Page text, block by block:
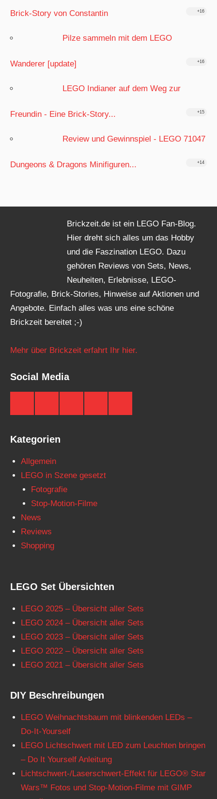
Brick-Story von Constantin +16
Pilze sammeln mit dem LEGO
Wanderer [update] +16
LEGO Indianer auf dem Weg zur
Freundin - Eine Brick-Story... +15
Review und Gewinnspiel - LEGO 71047
Dungeons & Dragons Minifiguren... +14
Brickzeit.de ist ein LEGO Fan-Blog.
Hier dreht sich alles um das Hobby
und die Faszination LEGO. Dazu
gehören Reviews von Sets, News,
Neuheiten, Erlebnisse, LEGO-
Fotografie, Brick-Stories, Hinweise auf Aktionen und
Angebote. Einfach alles was uns eine schöne
Brickzeit bereitet ;-)
Mehr über Brickzeit erfahrt Ihr hier.
Social Media
Kategorien
Allgemein
LEGO in Szene gesetzt
Fotografie
Stop-Motion-Filme
News
Reviews
Shopping
LEGO Set Übersichten
LEGO 2025 – Übersicht aller Sets
LEGO 2024 – Übersicht aller Sets
LEGO 2023 – Übersicht aller Sets
LEGO 2022 – Übersicht aller Sets
LEGO 2021 – Übersicht aller Sets
DIY Beschreibungen
LEGO Weihnachtsbaum mit blinkenden LEDs –
Do-It-Yourself
LEGO Lichtschwert mit LED zum Leuchten bringen
– Do It Yourself Anleitung
Lichtschwert-/Laserschwert-Effekt für LEGO® Star
Wars™ Fotos und Stop-Motion-Filme mit GIMP